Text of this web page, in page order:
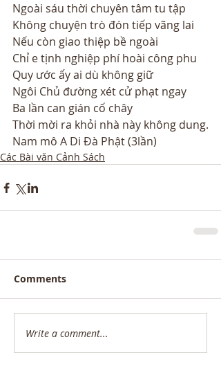
Ngoài sáu thời chuyên tâm tu tập
Không chuyện trò đón tiếp vãng lai
Nếu còn giao thiệp bề ngoài
Chỉ e tịnh nghiệp phí hoài công phu
Quy ước ấy ai dù không giữ
Ngôi Chủ đường xét cử phạt ngay
Ba lần can gián cố chây
Thời mời ra khỏi nhà này không dung.
Nam mô A Di Đà Phật (3lần)
Các Bài văn Cảnh Sách
Comments
Write a comment...